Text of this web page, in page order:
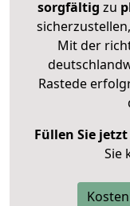
sorgfältig zu
Mit der
Rastede
Füllen Sie
Sie